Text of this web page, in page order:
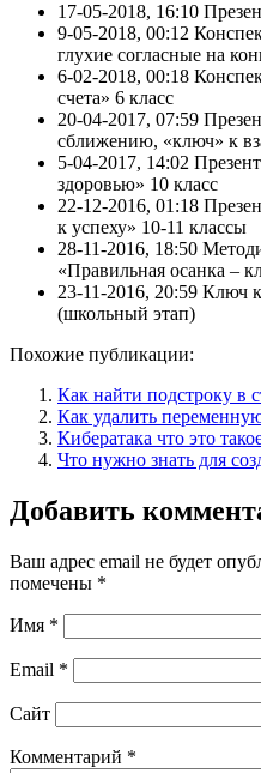
17-05-2018, 16:10
9-05-2018, 00:12
глухие согласные на
6-02-2018, 00:18
счета» 6 класс
20-04-2017, 07:59
сближению, «ключ» к
5-04-2017, 14:02
здоровью» 10 класс
22-12-2016, 01:18
к успеху» 10-11 классы
28-11-2016, 18:50
«Правильная осанка –
23-11-2016, 20:59 Ключ
(школьный этап)
Похожие публикации:
Как найти подстроку в
Как удалить
Кибератака что это
Что нужно знать для
Добавить
Ваш адрес email не будет
помечены *
Имя *
Email *
Сайт
Комментарий *